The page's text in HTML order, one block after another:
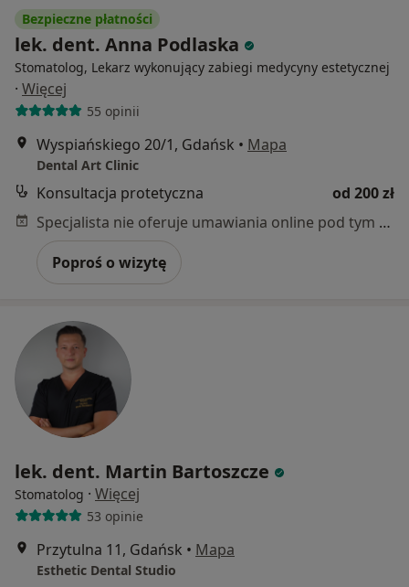
Bezpieczne płatności
lek. dent. Anna Podlaska
Stomatolog, Lekarz wykonujący zabiegi medycyny estetycznej
· Więcej
55 opinii
Wyspiańskiego 20/1, Gdańsk • Mapa
Dental Art Clinic
Konsultacja protetyczna
od 200 zł
Specjalista nie oferuje umawiania online pod tym adresem.
Poproś o wizytę
lek. dent. Martin Bartoszcze
Stomatolog · Więcej
53 opinie
Przytulna 11, Gdańsk • Mapa
Esthetic Dental Studio